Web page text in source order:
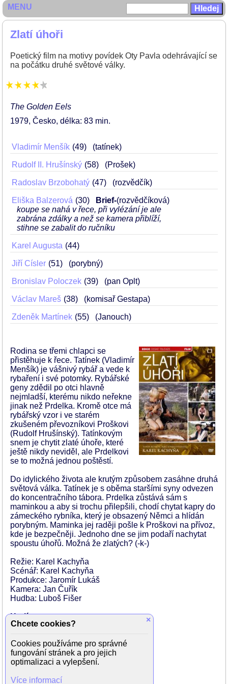
Zlatí úhoři
Poetický film na motivy povídek Oty Pavla odehrávající se
na počátku druhé světové války.
The Golden Eels
1979 Česko délka: 83 min
Vladimír Menšík 49 (tatínek)
Rudolf II. Hrušínský 58 (Prošek)
Radoslav Brzobohatý 47 (rozvědčík)
Eliška Balzerová 30 Brief-(rozvědčíková)
koupe se nahá v řece, při vylézání je ale
zabrána zdálky a než se kamera přiblíží,
stihne se zabalit do ručníku
Karel Augusta 44
Jiří Císler 51 (porybný)
Bronislav Poloczek 39 (pan Oplt)
Václav Mareš 38 (komisař Gestapa)
Zdeněk Martínek 55 (Janouch)
Rodina se třemi chlapci se
přistěhuje k řece. Tatínek (Vladimír
Menšík) je vášnivý rybář a vede k
rybaření i své potomky. Rybářské
geny zdědil po otci hlavně
nejmladší, kterému nikdo neřekne
jinak než Prdelka. Kromě otce má
rybářský vzor i ve starém
zkušeném převozníkovi Proškovi
(Rudolf Hrušínský). Tatínkovým
snem je chytit zlaté úhoře, které
ještě nikdy neviděl, ale Prdelkovi
se to možná jednou poštěstí.
Do idylického života ale krutým způsobem zasáhne druhá
světová válka. Tatínek je s oběma staršími syny odvezen
do koncentračního tábora. Prdelka zůstává sám s
maminkou a aby si trochu přilepšili, chodí chytat kapry do
zámeckého rybníka, který je obsazený Němci a hlídán
porybným. Maminka jej raději pošle k Proškovi na přívoz,
kde je bezpečněji. Jednoho dne se jim podaří nachytat
spoustu úhořů. Možná že zlatých? (-k-)
Režie: Karel Kachyňa
Scénář: Karel Kachyňa
Produkce: Jaromír Lukáš
Kamera: Jan Čuřík
Hudba: Luboš Fišer
Hrají:
Vladimír Menšík (tatínek)
Rudolf Hrušínský (Prošek)
Martin Lukáš (Prdelka)
Radoslav Brzobohatý (rozvědčík)
Tomáš Murdych (bráška)
MENU
×
Chcete cookies?
Cookies používáme pro správné
fungování stránek a pro jejich
optimalizaci a vylepšení.
Více informací